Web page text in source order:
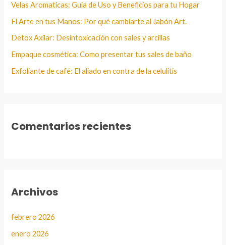
Velas Aromaticas: Guia de Uso y Beneficios para tu Hogar
El Arte en tus Manos: Por qué cambiarte al Jabón Art.
Detox Axilar: Desintoxicación con sales y arcillas
Empaque cosmética: Como presentar tus sales de baño
Exfoliante de café: El aliado en contra de la celulitis
Comentarios recientes
Archivos
febrero 2026
enero 2026